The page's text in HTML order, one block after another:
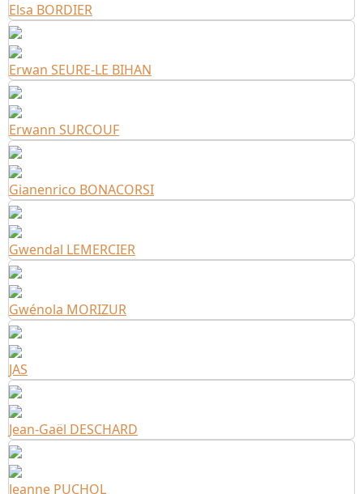
Elsa BORDIER
Erwan SEURE-LE BIHAN
Erwann SURCOUF
Gianenrico BONACORSI
Gwendal LEMERCIER
Gwénola MORIZUR
JAS
Jean-Gaël DESCHARD
Jeanne PUCHOL